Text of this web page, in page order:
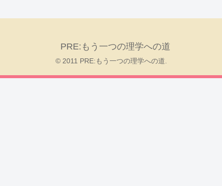
PRE:もう一つの理学への道
© 2011 PRE:もう一つの理学への道.